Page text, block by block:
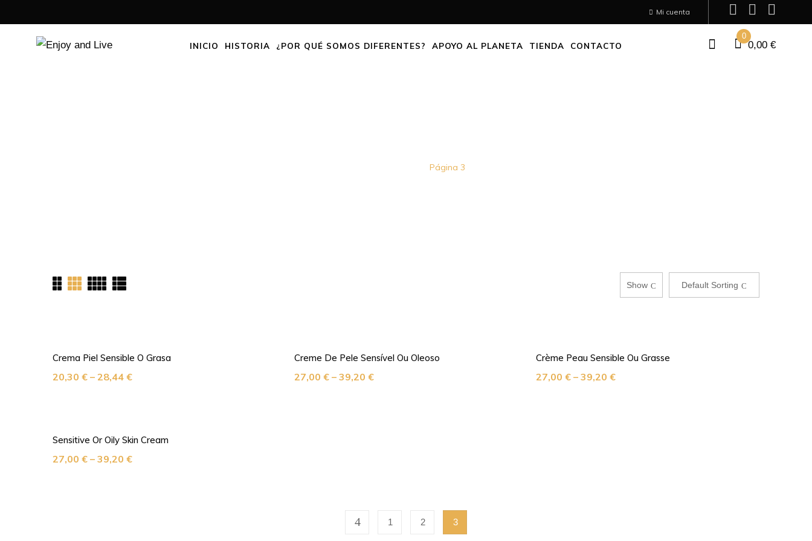
Mi cuenta
INICIO HISTORIA ¿POR QUÉ SOMOS DIFERENTES? APOYO AL PLANETA TIENDA CONTACTO
0
0,00 €
Página 3
Default Sorting
Show
Crema Piel Sensible O Grasa
20,30 € – 28,44 €
Creme De Pele Sensível Ou Oleoso
27,00 €– 39,20 €
Crème Peau Sensible Ou Grasse
27,00 €– 39,20 €
Sensitive Or Oily Skin Cream
27,00 € – 39,20 €
1 2 3